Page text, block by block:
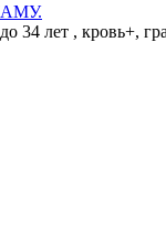
34 лет , кровь+,